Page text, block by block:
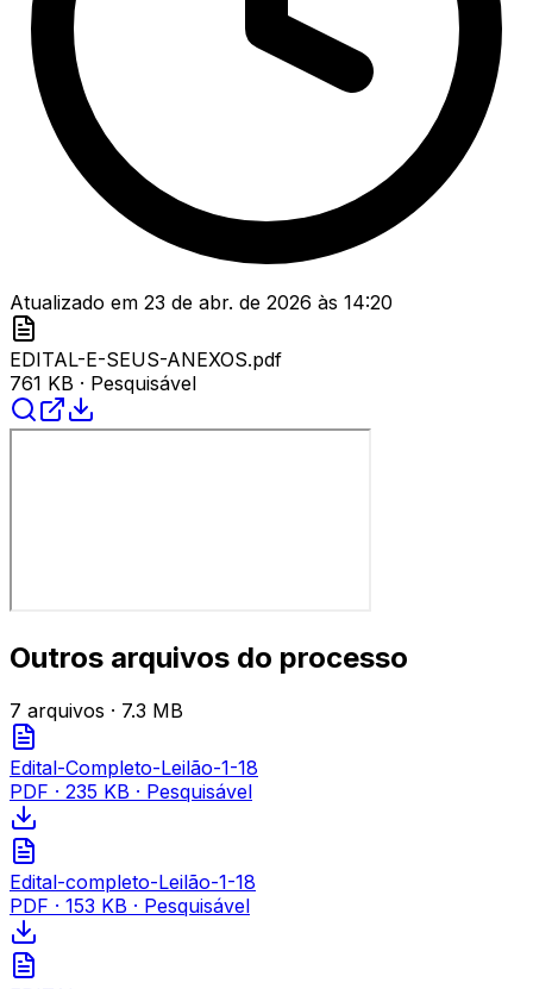
Atualizado em 23 de abr. de 2026 às 14:20
EDITAL-E-SEUS-ANEXOS.pdf
761 KB · Pesquisável
Outros arquivos do processo
7 arquivos · 7.3 MB
Edital-Completo-Leilão-1-18
PDF · 235 KB · Pesquisável
Edital-completo-Leilão-1-18
PDF · 153 KB · Pesquisável